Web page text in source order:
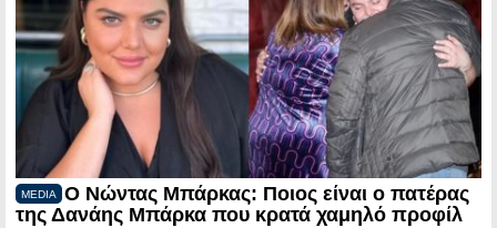
MEDIA
Ο Νώντας Μπάρκας: Ποιος είναι ο πατέρας
της Δανάης Μπάρκα που κρατά χαμηλό προφίλ